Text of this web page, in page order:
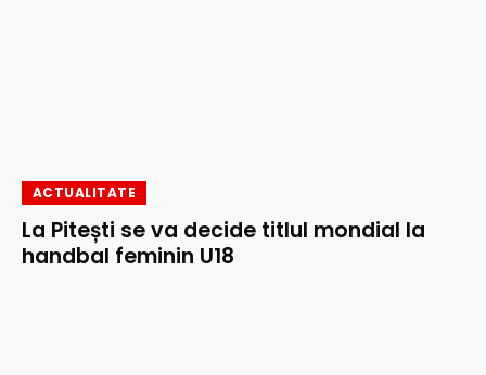
ACTUALITATE
La Pitești se va decide titlul mondial la
handbal feminin U18